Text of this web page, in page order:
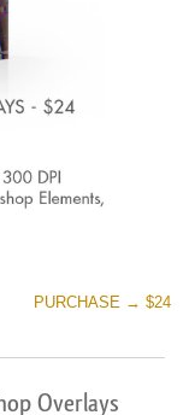
PURCHASE → $24
Overlays